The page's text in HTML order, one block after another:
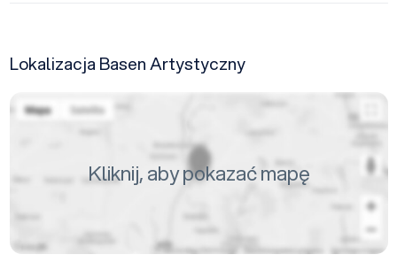
Lokalizacja Basen Artystyczny
Kliknij, aby pokazać mapę